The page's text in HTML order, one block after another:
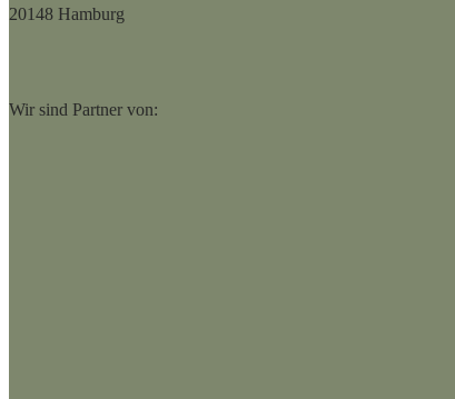
20148 Hamburg
Wir sind Partner von: